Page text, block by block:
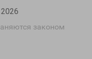
законом